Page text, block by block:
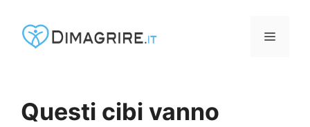
MENU
Questi cibi vanno